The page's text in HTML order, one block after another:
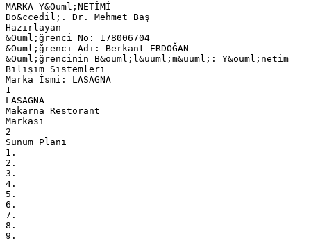
MARKA Y&Ouml;NETİMİ
Do&ccedil;. Dr. Mehmet Baş
Hazırlayan
&Ouml;ğrenci No: 178006704
&Ouml;ğrenci Adı: Berkant ERDOĞAN
&Ouml;ğrencinin B&ouml;l&uuml;m&uuml;: Y&ouml;netim
Bilişim Sistemleri
Marka İsmi: LASAGNA
1
LASAGNA
Makarna Restorant
Markası
2
Sunum Planı
1.
2.
3.
4.
5.
6.
7.
8.
9.